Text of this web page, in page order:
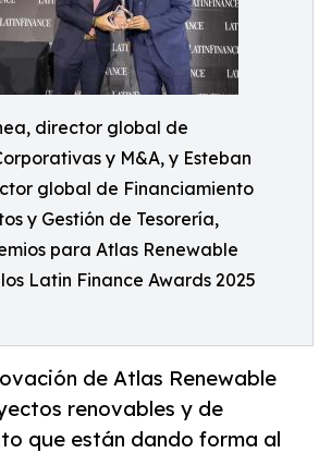
director global de
y M&A, y Esteban
global de Financiamiento
y Gestión de Tesorería,
para Atlas Renewable
Latin Finance Awards 2025
de Atlas Renewable
renovables y de
que están dando forma al